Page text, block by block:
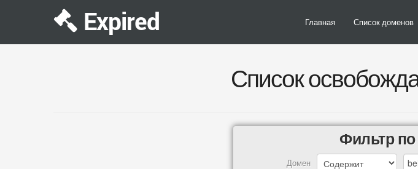
Expired Главная Список доменов
Список
Фильтр
Домен